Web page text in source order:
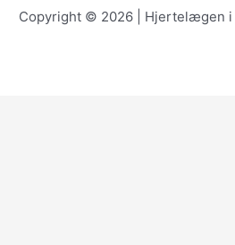
Copyright © 2026 | Hjertelægen i